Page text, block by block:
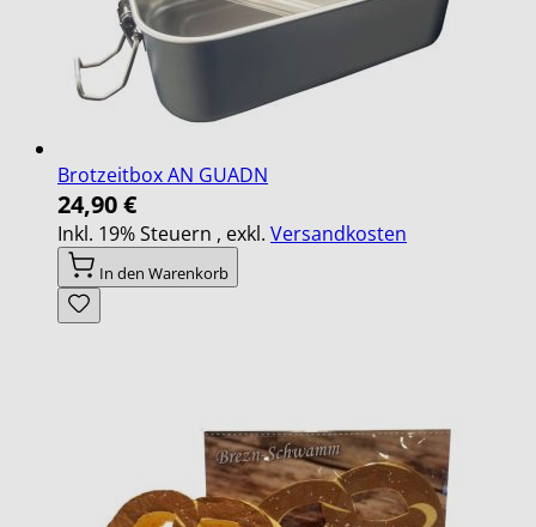
Brotzeitbox AN GUADN
24,90 €
Inkl. 19% Steuern , exkl. Versandkosten
In den Warenkorb